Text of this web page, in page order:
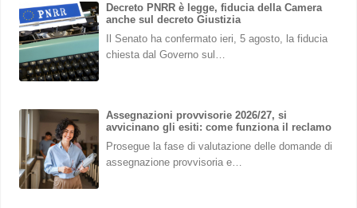
Decreto PNRR è legge, fiducia della Camera
anche sul decreto Giustizia
Il Senato ha confermato ieri, 5 agosto, la fiducia
chiesta dal Governo sul…
Assegnazioni provvisorie 2026/27, si
avvicinano gli esiti: come funziona il reclamo
Prosegue la fase di valutazione delle domande di
assegnazione provvisoria e…